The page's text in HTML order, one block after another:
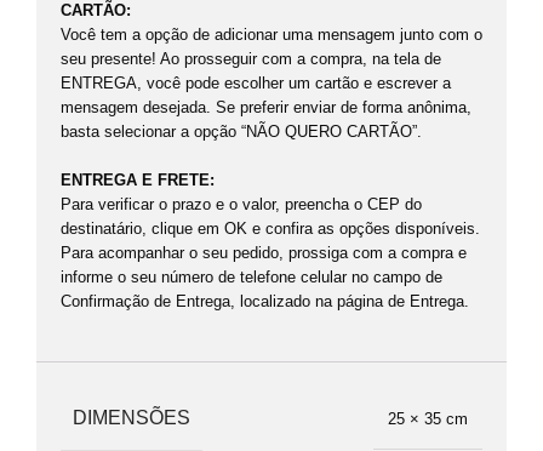
CARTÃO:
Você tem a opção de adicionar uma mensagem junto com o
seu presente! Ao prosseguir com a compra, na tela de
ENTREGA, você pode escolher um cartão e escrever a
mensagem desejada. Se preferir enviar de forma anônima,
basta selecionar a opção “NÃO QUERO CARTÃO”.
ENTREGA E FRETE:
Para verificar o prazo e o valor, preencha o CEP do
destinatário, clique em OK e confira as opções disponíveis.
Para acompanhar o seu pedido, prossiga com a compra e
informe o seu número de telefone celular no campo de
Confirmação de Entrega, localizado na página de Entrega.
DIMENSÕES 25 × 35 cm